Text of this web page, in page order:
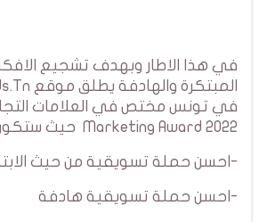
في هذا الاطار وبهدف تشجيع
Marketing Award 2022 حيث ستكون كالتالي:
-احسن حملة تسويقية من حيث
-احسن حملة تسويقية هادفة